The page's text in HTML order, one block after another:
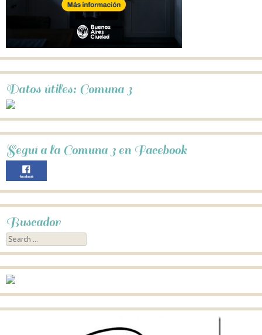
Datos útiles: Comuna 3
Seguí a la Comuna 3 en Facebook
Buscador
Search